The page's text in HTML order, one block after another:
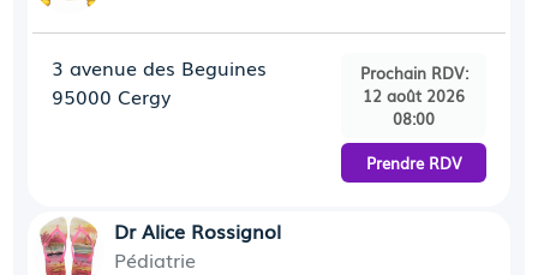
3 avenue des Beguines
95000 Cergy
Prochain RDV:
12 août 2026
08:00
Prendre RDV
Dr Alice Rossignol
Pédiatrie